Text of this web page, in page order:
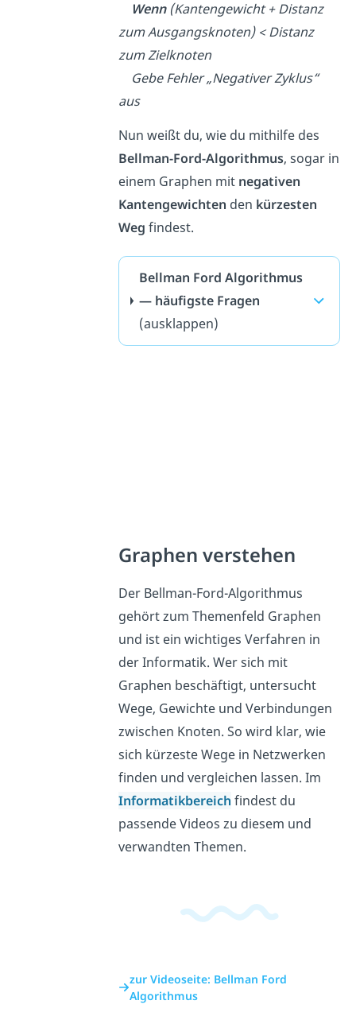
Wenn (Kantengewicht + Distanz
zum Ausgangsknoten) < Distanz
zum Zielknoten
Gebe Fehler „Negativer Zyklus“
aus
Nun weißt du, wie du mithilfe des
Bellman-Ford-Algorithmus, sogar in
einem Graphen mit negativen
Kantengewichten den kürzesten
Weg findest.
Bellman Ford Algorithmus
— häufigste Fragen
(ausklappen)
Graphen verstehen
Der Bellman-Ford-Algorithmus
gehört zum Themenfeld Graphen
und ist ein wichtiges Verfahren in
der Informatik. Wer sich mit
Graphen beschäftigt, untersucht
Wege, Gewichte und Verbindungen
zwischen Knoten. So wird klar, wie
sich kürzeste Wege in Netzwerken
finden und vergleichen lassen. Im
Informatikbereich findest du
passende Videos zu diesem und
verwandten Themen.
zur Videoseite: Bellman Ford
Algorithmus